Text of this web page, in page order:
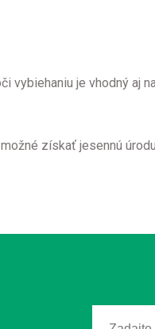
vybiehaniu je vhodný aj
získať jesennú